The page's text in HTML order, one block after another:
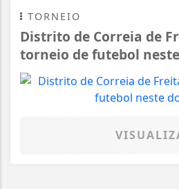
TORNEIO
Distrito de Correia de
torneio de futebol